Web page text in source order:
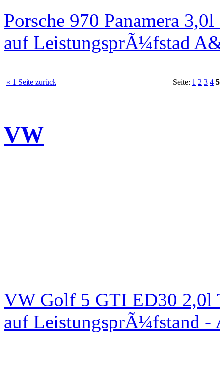
Porsche 970 Panamera
auf LeistungsprÃ¼fstad
« 1 Seite zurück Seite: 1 2 3 4 5
VW
VW Golf 5 GTI ED30 2,0l
auf LeistungsprÃ¼fstand